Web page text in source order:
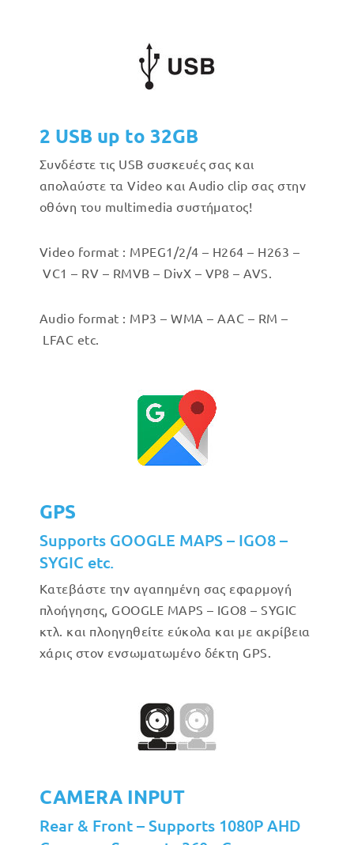
2 USB up to 32GB
Συνδέστε τις USB συσκευές σας και
απολαύστε τα Video και Audio clip σας στην
οθόνη του multimedia συστήματος!
Video format : MPEG1/2/4 – H264 – H263 –
VC1 – RV – RMVB – DivX – VP8 –AVS.
Audio format : MP3 –WMA – AAC – RM –
LFAC etc.
GPS
Supports GOOGLE MAPS – IGO8 –
SYGIC etc.
Κατεβάστε την αγαπημένη σας εφαρμογή
πλοήγησης, GOOGLE MAPS – IGO8 – SYGIC
κτλ. και πλοηγηθείτε εύκολα και με ακρίβεια
χάρις στον ενσωματωμένο δέκτη GPS.
CAMERA INPUT
Rear & Front – Supports 1080P AHD